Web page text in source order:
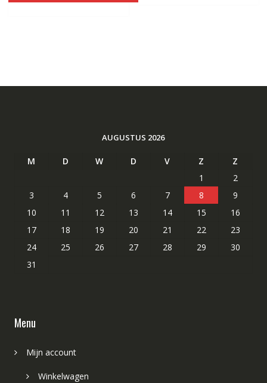
AUGUSTUS 2026
M D W D V Z
Z
1
2
3
4 5 6 7 8
9
10
11 12 13 14 15
16
17
18 19 20 21 22
23
24
25 26 27 28 29
30
31
Menu
Mijn account
Winkelwagen